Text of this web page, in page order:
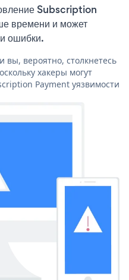
Subscription
времени и может
ошибки.
вероятно, столкнетесь
хакеры могут
Payment уязвимости